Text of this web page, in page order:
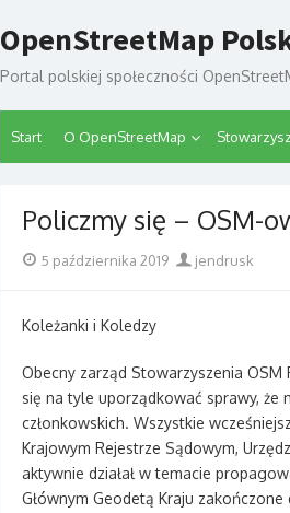
to
content
OpenStreetMap
Portal polskiej społeczności
Start O OpenStreetMap
Policzmy się – OSM-
Posted
5 października 2019 Author
jendrusk
Koleżanki i Koledzy
Obecny zarząd Stowarzyszenia
się na tyle uporządkować sprawy, że
członkowskich. Wszystkie
Krajowym Rejestrze Sądowym,
aktywnie działał w temacie
Głównym Geodetą Kraju